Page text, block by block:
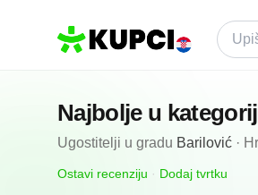
Najbolje u
Ugostitelji u gradu Barilović ·
Ostavi recenziju · Dodaj tvrtku